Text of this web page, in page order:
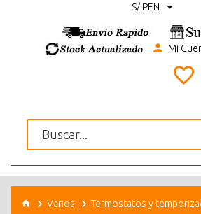
S/ PEN
Mi
Varios
Termostatos y